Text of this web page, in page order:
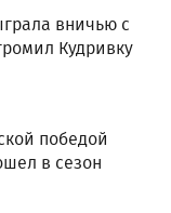
вничью с
Кудривку
победой
в сезон